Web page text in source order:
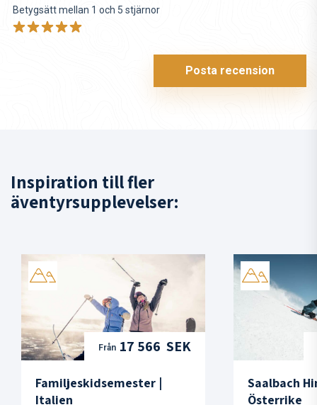
Betygsätt mellan 1 och 5 stjärnor
Posta recension
Inspiration till fler
äventyrsupplevelser:
Från 17 566 SEK
Familjeskidsemester |
Italien
Saalbach
Österrike